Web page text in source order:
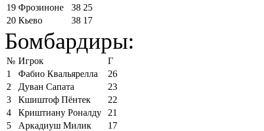
19 Фрозиноне 38 25
20 Кьево 38 17
Бомбардиры:
№ Игрок
Г
1
Фабио Квальярелла
26
2
Дуван Сапата
23
3
Кшиштоф Пёнтек
22
4
Криштиану Роналду
21
5
Аркадиуш Милик
17